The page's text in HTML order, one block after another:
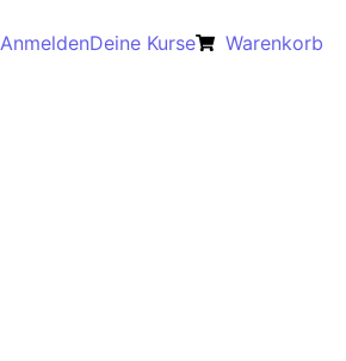
AnmeldenDeine Kurse Warenkorb